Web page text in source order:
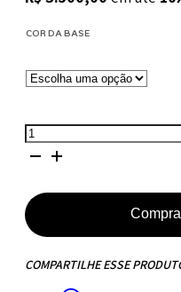
COR DA BASE
Mesa
de
Saarinen
Tulipa
COMPARTILHE ESSE